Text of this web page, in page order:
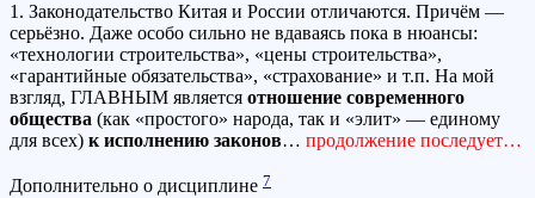
1. Законодательство Китая и России отличаются. Причём —
серьёзно. Даже особо сильно не вдаваясь пока в нюансы:
«технологии строительства», «цены строительства»,
«гарантийные обязательства», «страхование» и т.п. На мой
взгляд, ГЛАВНЫМ является отношение современного
общества (как «простого» народа, так и «элит» — единому
для всех) к исполнению законов… продолжение последует…
Дополнительно о дисциплине 7